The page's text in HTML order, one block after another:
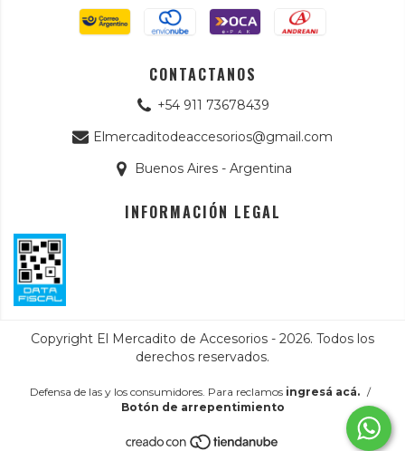
CONTACTANOS
+54 911 73678439
Elmercaditodeaccesorios@gmail.com
Buenos Aires - Argentina
INFORMACIÓN LEGAL
Copyright El Mercadito de Accesorios - 2026. Todos los
derechos reservados.
Defensa de las y los consumidores. Para reclamos ingresá acá. /
Botón de arrepentimiento